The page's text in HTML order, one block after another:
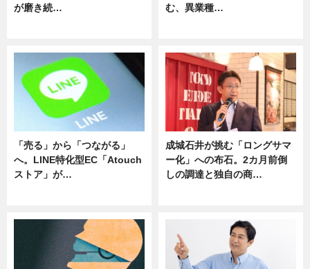
が磨き続…
む、異業種…
「売る」から「つながる」
へ。LINE特化型EC「Atouch
ストア」が…
成城石井が挑む「ロングサマ
ー化」への布石。2カ月前倒
しの調達と独自の商…